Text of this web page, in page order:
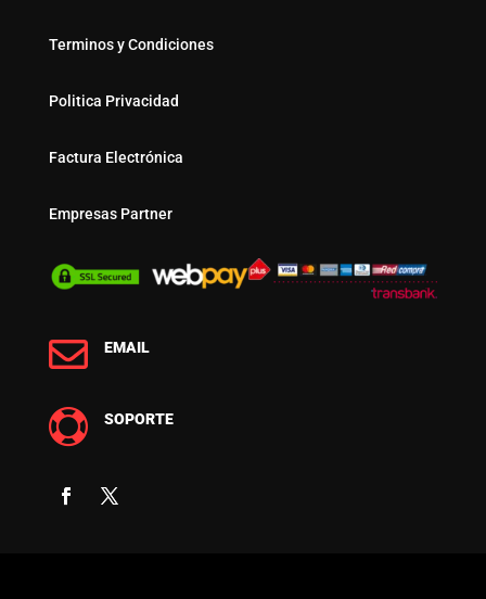
Terminos y Condiciones
Politica Privacidad
Factura Electrónica
Empresas Partner
 EMAIL
 SOPORTE